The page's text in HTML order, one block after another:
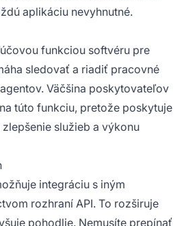
aplikáciu nevyhnutné.
funkciou softvéru pre
sledovať a riadiť pracovné
Väčšina poskytovateľov
túto funkciu, pretože poskytuje
služieb a výkonu
integráciu s iným
rozhraní API. To rozširuje
pohodlie. Nemusíte prepínať